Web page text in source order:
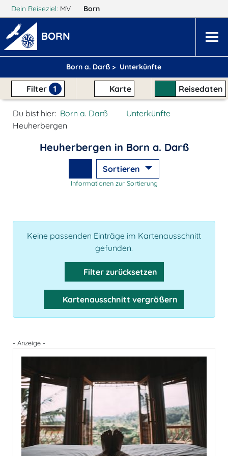
Dein Reiseziel: MV Born
BORN
Born a. Darß > Unterkünfte
Filter 1 Karte Reisedaten
Du bist hier: Born a. Darß
Unterkünfte
Heuherbergen
Heuherbergen in Born a. Darß
Sortieren
Informationen zur Sortierung
Keine passenden Einträge im Kartenausschnitt
gefunden.
Filter zurücksetzen
Kartenausschnitt vergrößern
- Anzeige -